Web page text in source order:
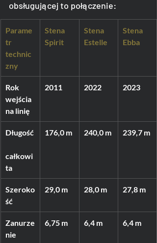
obsługującej to połączenie:
Parame
tr
technic
zny
Stena
Spirit
Stena
Estelle
Stena
Ebba
Rok
wejścia
na linię
2011 2022 2023
Długość
całkowi
ta
176,0 m 240,0 m 239,7 m
Szeroko
ść
29,0 m 28,0 m 27,8 m
Zanurze
nie
6,75 m 6,4 m 6,4 m